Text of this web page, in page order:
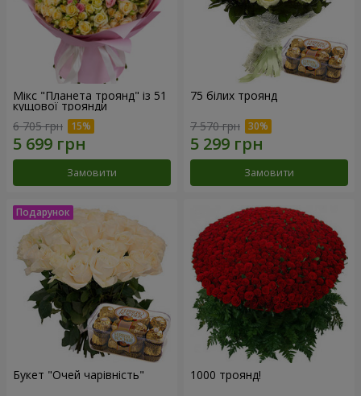
Мікс "Планета троянд" із 51
кущової троянди
6 705 грн
Замовити
75 білих троянд
7 570 грн
Замовити
Букет "Очей чарівність" 1000 троянд!